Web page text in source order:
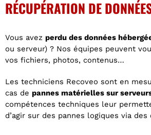
RÉCUPÉRATION DE
Vous avez perdu des données
ou serveur) ? Nos équipes peuvent
vos fichiers, photos, contenus…
Les techniciens Recoveo sont en
cas de pannes matérielles sur
compétences techniques leur
d’agir sur des pannes logiques via des